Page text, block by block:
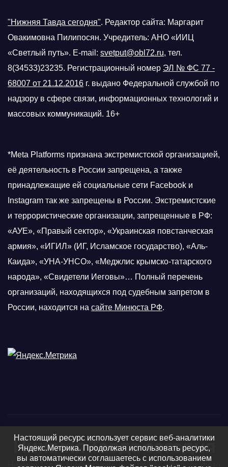
"Нижняя Тавда сегодня". Редактор сайта: Маргарит
Овакимовна Пилипосян. Учредитель: АНО «ИИЦ
«Светлый путь». E-mail: svetput@obl72.ru, тел.
8(34533)23235. Регистрационный номер ЭЛ № ФС 77 -
68007 от 21.12.2016 г. выдано Федеральной службой по
надзору в сфере связи, информационных технологий и
массовых коммуникаций. 16+
*Meta Platforms признана экстремистской организацией,
её деятельность в России запрещена, а также
принадлежащие ей социальные сети Facebook и
Instagram так же запрещены в России. Экстремистские
и террористические организации, запрещенные в РФ:
«АУЕ», «Правый сектор», «Украинская повстанческая
армия», «ИГИЛ» (ИГ, Исламское государство), «Аль-
Каида», «УНА-УНСО», «Меджлис крымско-татарского
народа», «Свидетели Иеговы»… Полный перечень
организаций, находящихся под судебным запретом в
России, находится на сайте Минюста РФ.
Нижняя Тавда сегодня
Нижняя Тавда, Нижнетавдинский район - новости, фото
Настоящий ресурс использует сервис веб-аналитики
Яндекс.Метрика. Продолжая использовать ресурс,
вы автоматически соглашаетесь с использованием